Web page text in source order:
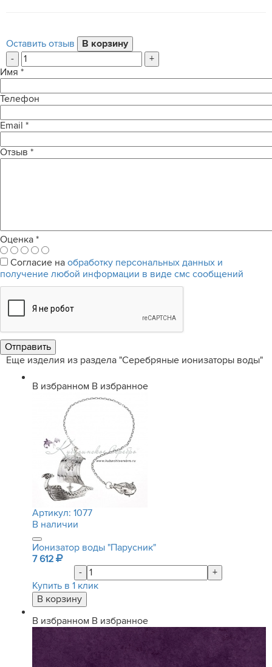
Оставить отзыв
-
+
Имя *
Телефон
Email *
Отзыв *
Оценка *
Согласие на обработку персональных данных и
получение любой информации в виде смс сообщений
Еще изделия из раздела "Серебряные ионизаторы воды"
В избранном В избранное
Артикул: 1077
В наличии
Ионизатор воды "Парусник"
7 612
-
+
Купить в 1 клик
В избранном В избранное